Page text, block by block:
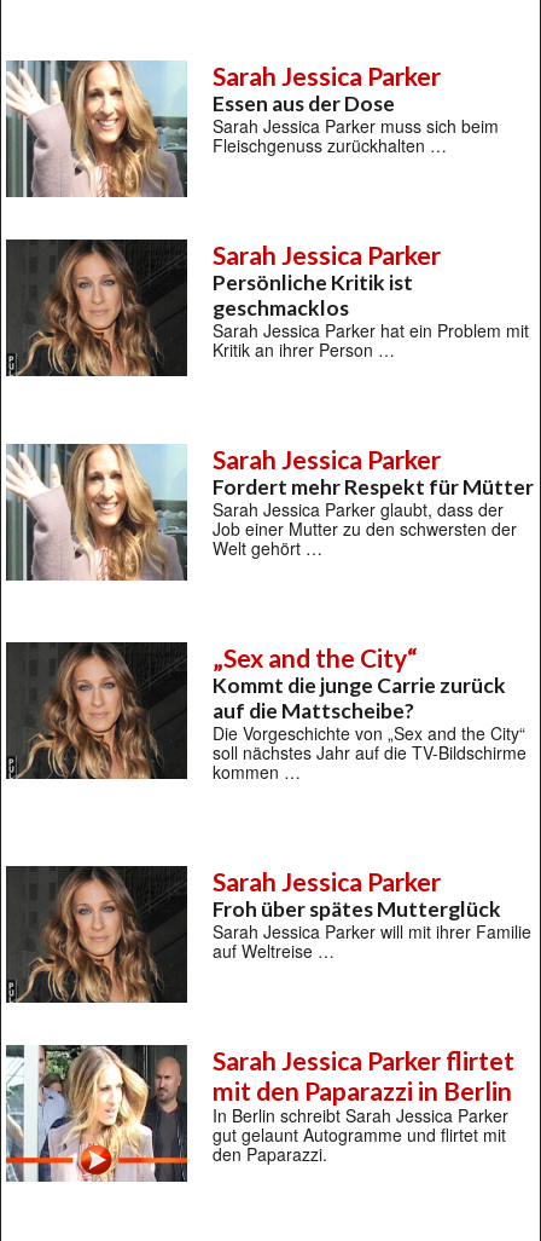
Sarah Jessica Parker
Essen aus der Dose
Sarah Jessica Parker muss sich beim
Fleischgenuss zurückhalten …
Sarah Jessica Parker
Persönliche Kritik ist
geschmacklos
Sarah Jessica Parker hat ein Problem mit
Kritik an ihrer Person …
Sarah Jessica Parker
Fordert mehr Respekt für Mütter
Sarah Jessica Parker glaubt, dass der
Job einer Mutter zu den schwersten der
Welt gehört …
„Sex and the City“
Kommt die junge Carrie zurück
auf die Mattscheibe?
Die Vorgeschichte von „Sex and the City“
soll nächstes Jahr auf die TV-Bildschirme
kommen …
Sarah Jessica Parker
Froh über spätes Mutterglück
Sarah Jessica Parker will mit ihrer Familie
auf Weltreise …
Sarah Jessica Parker flirtet
mit den Paparazzi in Berlin
In Berlin schreibt Sarah Jessica Parker
gut gelaunt Autogramme und flirtet mit
den Paparazzi.